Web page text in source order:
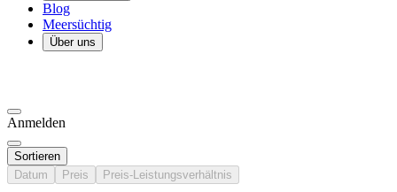
Blog
Meersüchtig
Über uns
Anmelden
Sortieren
Datum
Preis Preis-Leistungsverhältnis